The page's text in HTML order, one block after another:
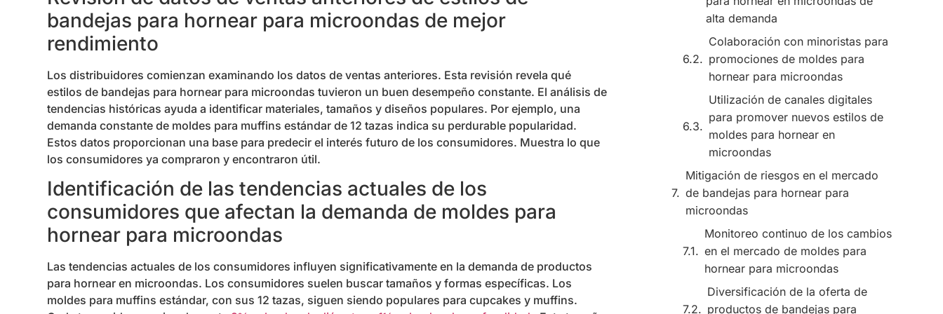
bandejas para hornear para microondas de mejor
rendimiento
Los distribuidores comienzan examinando los datos de ventas anteriores. Esta revisión revela qué
estilos de bandejas para hornear para microondas tuvieron un buen desempeño constante. El análisis de
tendencias históricas ayuda a identificar materiales, tamaños y diseños populares. Por ejemplo, una
demanda constante de moldes para muffins estándar de 12 tazas indica su perdurable popularidad.
Estos datos proporcionan una base para predecir el interés futuro de los consumidores. Muestra lo que
los consumidores ya compraron y encontraron útil.
Identificación de las tendencias actuales de los
consumidores que afectan la demanda de moldes para
hornear para microondas
Las tendencias actuales de los consumidores influyen significativamente en la demanda de productos
para hornear en microondas. Los consumidores suelen buscar tamaños y formas específicas. Los
moldes para muffins estándar, con sus 12 tazas, siguen siendo populares para cupcakes y muffins.
alta demanda
Colaboración con minoristas para
promociones de moldes para
hornear para microondas
Utilización de canales digitales
para promover nuevos estilos de
moldes para hornear en
microondas
Mitigación de riesgos en el mercado
de bandejas para hornear para
microondas
Monitoreo continuo de los cambios
en el mercado de moldes para
hornear para microondas
Diversificación de la oferta de
productos de bandejas para